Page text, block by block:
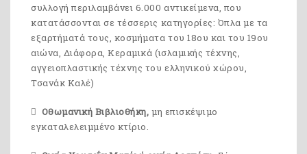
συλλογή περιλαμβάνει 6.000 αντικείμενα, που
κατατάσσονται σε τέσσερις κατηγορίες: Όπλα με τα
εξαρτήματά τους, κοσμήματα του 18ου και του 19ου
αιώνα, Διάφορα, Κεραμικά (ισλαμικής τέχνης,
αγγειοπλαστικής τέχνης του ελληνικού χώρου,
Τσανάκ Καλέ)
Οθωμανική Βιβλιοθήκη, μη επισκέψιμο
εγκαταλελειμμένο κτίριο.